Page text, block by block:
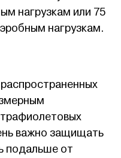
нагрузкам или 75
нагрузкам.
важно защищать
подальше от